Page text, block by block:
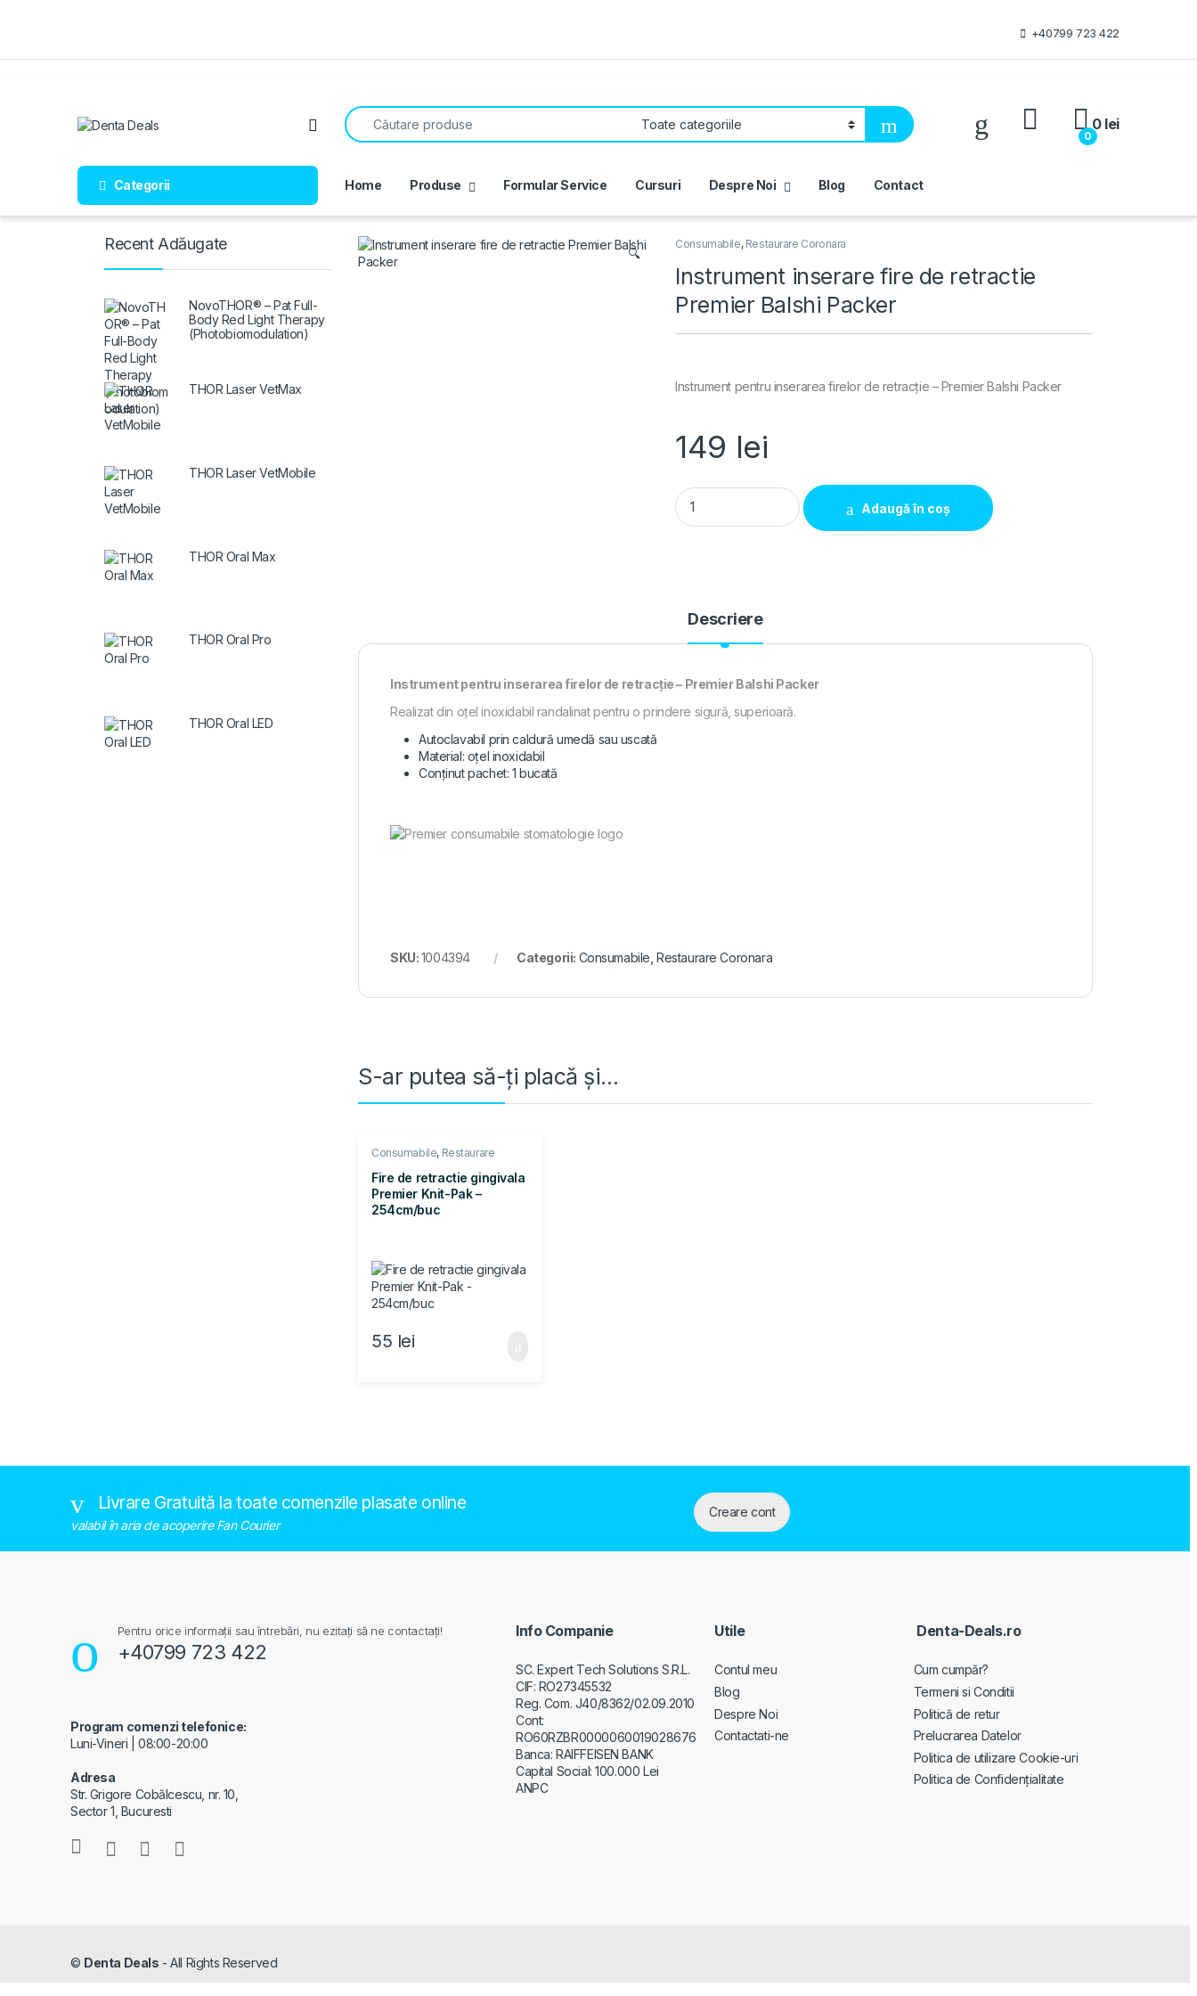
+40799 723 422
Open
Search for:
My Account
0
0 lei
Categorii Home Produse Formular Service Cursuri Despre Noi Blog Contact
🔍
Consumabile, Restaurare Coronara
Instrument inserare fire de retractie
Premier Balshi Packer
Instrument pentru inserarea firelor de retracție – Premier Balshi Packer
149 lei
Instrument inserare fire de retractie Premier Balshi Packer quantity
Adaugă în coș
Descriere
Instrument pentru inserarea firelor de retracție – Premier Balshi Packer
Realizat din oțel inoxidabil randalinat pentru o prindere sigură, superioară.
Autoclavabil prin caldură umedă sau uscată
Material: oțel inoxidabil
Conținut pachet: 1 bucată
SKU:1004394 Categorii: Consumabile ,Restaurare Coronara
S-ar putea să-ți placă și…
Consumabile, Restaurare
Fire de retractie gingivala
Premier Knit-Pak –
254cm/buc
55 lei
Recent Adăugate
NovoTHOR® – Pat Full-
Body Red Light Therapy
(Photobiomodulation)
THOR Laser VetMax
THOR Laser VetMobile
THOR Oral Max
THOR Oral Pro
THOR Oral LED
Livrare Gratuită la toate comenzile plasate online
valabil în aria de acoperire Fan Courier
Creare cont
Pentru orice informații sau întrebări, nu ezitați să ne contactați!
+40799 723 422
Program comenzi telefonice:
Luni-Vineri | 08:00-20:00
Adresa
Str. Grigore Cobălcescu, nr. 10,
Sector 1, Bucuresti
Info Companie
SC. Expert Tech Solutions S.R.L.
CIF: RO27345532
Reg. Com. J40/8362/02.09.2010
Cont:
RO60RZBR0000060019028676
Banca: RAIFFEISEN BANK
Capital Social: 100.000 Lei
ANPC
Utile
Contul meu
Blog
Despre Noi
Contactati-ne
Denta-Deals.ro
Cum cumpăr?
Termeni si Conditii
Politică de retur
Prelucrarea Datelor
Politica de utilizare Cookie-uri
Politica de Confidențialitate
© Denta Deals - All Rights Reserved